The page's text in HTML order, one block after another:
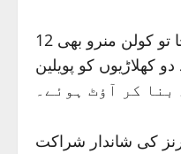
میچ کے دوسرے اوور کی پہلی ہی گیند پر مارٹن گپٹل محمد عامر کا شکار بن گئے، وہ صرف 5 رنز بناسکے۔ نیوزی لینڈ کا مجموعی اسکور 24 تک پہنچا تو کولن منرو بھی 12
کھلاڑیوں کو پویلین
کے مجموعی اسکور پر 5 وکٹیں گنوانے کے بعد نیوزی لینڈ کے آل راؤنڈر جیمز نیشم اور کولن ڈی گرینڈہوم کے درمیان چھٹی وکٹ پر 132 رنز کی شاندار شراکت